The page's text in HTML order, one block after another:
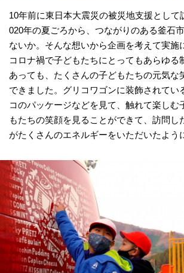
10年前に東日本大震災の被災地支援として
020年の夏ごろから、つながりのある釜石
ないか。そんな想いから企画を考えて実施
コロナ禍で子どもたちにとってもあらゆる
あっても、たくさんの子どもたちの元気な
できました。グリコワゴンに装飾されてい
コのパッケージなどを見て、触れて楽しむ
もたちの笑顔を見ることができて、訪問し
がたくさんのエネルギーをいただいたよう